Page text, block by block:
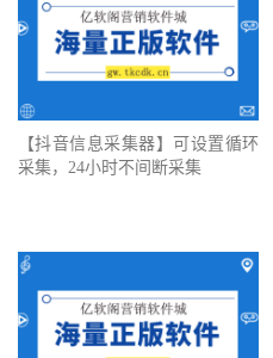
【抖音信息采集器】可设置循环
采集，24小时不间断采集